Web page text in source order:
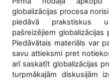
globalizācijas procesa
piedāvā prakstiskus
pašreizējiem
Piedāvātais materiāls var
savu attieksmi pret
arī saskatīt globalizācijas
turpmākajām diskusijām